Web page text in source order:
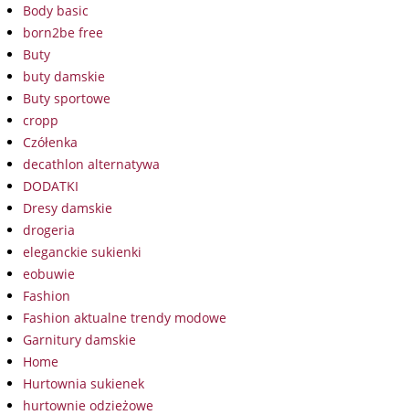
Body basic
born2be free
Buty
buty damskie
Buty sportowe
cropp
Czółenka
decathlon alternatywa
DODATKI
Dresy damskie
drogeria
eleganckie sukienki
eobuwie
Fashion
Fashion aktualne trendy modowe
Garnitury damskie
Home
Hurtownia sukienek
hurtownie odzieżowe